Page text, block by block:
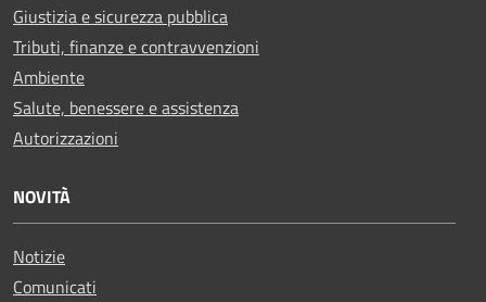
Giustizia e sicurezza pubblica
Tributi, finanze e contravvenzioni
Ambiente
Salute, benessere e assistenza
Autorizzazioni
NOVITÀ
Notizie
Comunicati